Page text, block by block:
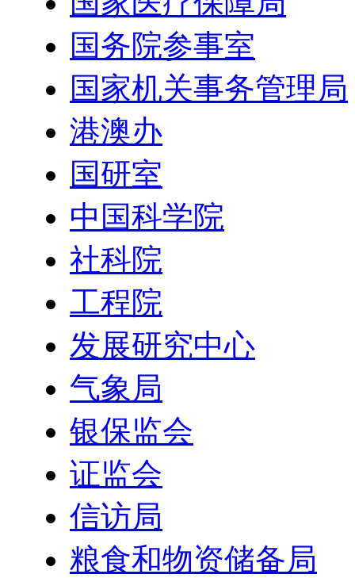
国务院参事室
国家机关事务管理局
港澳办
国研室
中国科学院
社科院
工程院
发展研究中心
气象局
银保监会
证监会
信访局
粮食和物资储备局